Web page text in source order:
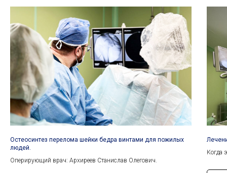
Остеосинтез перелома шейки бедра винтами для пожилых
людей.
Оперирующий врач: Архиреев Станислав Олегович.
Когда